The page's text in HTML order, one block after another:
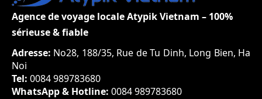
Agence de voyage locale Atypik Vietnam – 100%
sérieuse & fiable
Adresse: No28, 188/35, Rue de Tu Dinh, Long Bien, Ha
Noi
Tel: 0084 989783680
WhatsApp & Hotline: 0084 989783680